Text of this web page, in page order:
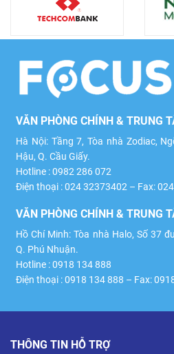
VĂN PHÒNG CHÍNH & TRUNG
Hà Nội: Tầng 7, Tòa nhà Zodiac,
Hậu, Q. Cầu Giấy.
Hotline : 0982 286 072
Điện thoại : 024 32373402 – Fax:
VĂN PHÒNG CHÍNH & TRUNG
Hồ Chí Minh: Tòa nhà Halo, Số 37
Q. Phú Nhuận.
Hotline : 0918 134 888
Điện thoại : 0918 134 888 – Fax:
THÔNG TIN HỖ TRỢ